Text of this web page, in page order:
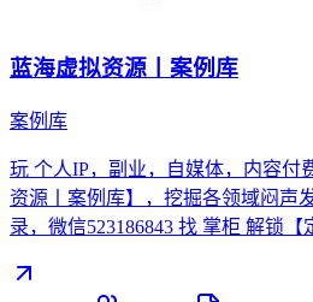
蓝海虚拟资源丨案例库
案例库
玩 个人IP，副业，自媒体，内容付
资源丨案例库】，挖掘各领域闷声
录，微信523186843 找 掌柜 解锁